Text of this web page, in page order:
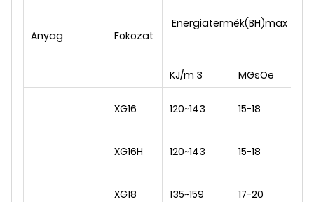
Anyag Fokozat
Energiatermék(BH)max
KJ/m 3 MGsOe
XG16 120~143 15-18
XG16H 120~143 15-18
XG18 135~159 17-20